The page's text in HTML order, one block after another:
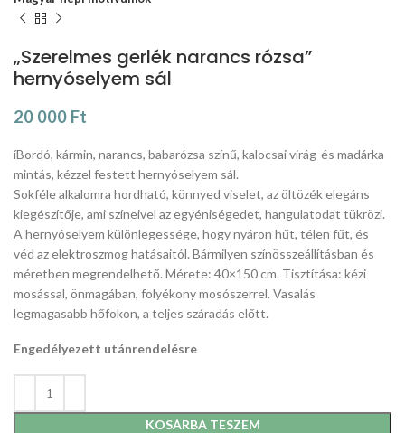
„Szerelmes gerlék narancs rózsa”
hernyóselyem sál
20 000 Ft
íBordó, kármin, narancs, babarózsa színű, kalocsai virág-és madárka
mintás, kézzel festett hernyóselyem sál.
Sokféle alkalomra hordható, könnyed viselet, az öltözék elegáns
kiegészítője, ami színeivel az egyéniségedet, hangulatodat tükrözi.
A hernyóselyem különlegessége, hogy nyáron hűt, télen fűt, és
véd az elektroszmog hatásaitól. Bármilyen színösszeállításban és
méretben megrendelhető. Mérete: 40×150 cm. Tisztítása: kézi
mosással, önmagában, folyékony mosószerrel. Vasalás
legmagasabb hőfokon, a teljes száradás előtt.
Engedélyezett utánrendelésre
KOSÁRBA TESZEM